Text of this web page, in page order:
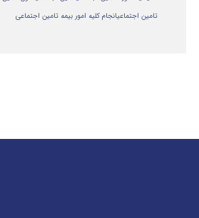
تامین اجتماعیانجام کلیه امور بیمه تامین اجتماعی